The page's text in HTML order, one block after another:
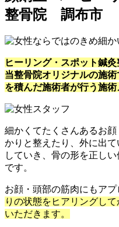
整骨院 調布市
ヒーリング・スポット鍼
当整骨院オリジナルの施
を積んだ施術者が行う施
細かくてたくさんあるお
かりと整えたり、外に出
していき、骨の形を正し
です。
お顔・頭部の筋肉にもアプ
りの状態をヒアリングし
いただきます。